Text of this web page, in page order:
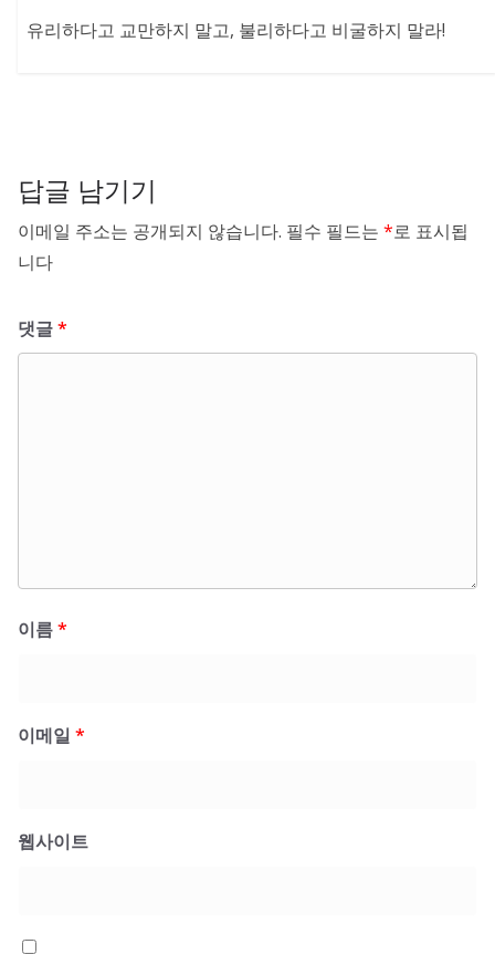
유리하다고 교만하지 말고, 불리하다고 비굴하지 말라!
답글 남기기
이메일 주소는 공개되지 않습니다. 필수 필드는 *로 표시됩
니다
댓글*
이름*
이메일 *
웹사이트